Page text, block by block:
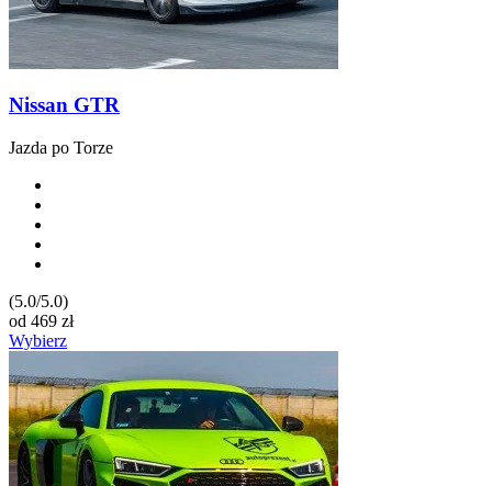
Nissan GTR
Jazda po Torze
(5.0/5.0)
od 469 zł
Wybierz